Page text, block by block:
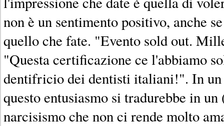
non è un sentimento positivo, anche
quello che fate. "Evento sold out.
"Questa certificazione ce l'abbiamo
dentifricio dei dentisti italiani!". In
questo entusiasmo si tradurebbe in
narcisismo che non ci rende molto